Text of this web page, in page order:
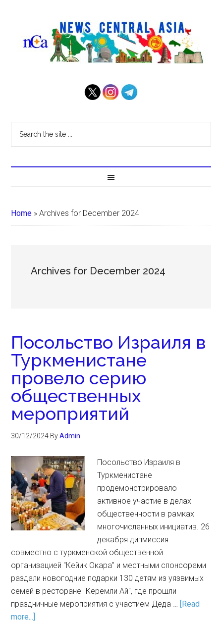
Home »Archives for December 2024
Archives for December 2024
Посольство Израиля в
Туркменистане
провело серию
общественных
мероприятий
30/12/2024 ByAdmin
Посольство Израиля в
Туркменистане
продемонстрировало
активное участие в делах
общественности в рамках
многочисленных инициатив. 26
декабря дипмиссия
совместно с туркменской общественной
организацией "Кейик Окара" и местными спонсорами
раздали новогодние подарки 130 детям из уязвимых
семей в ресторане "Керемли Ай", где прошли
праздничные мероприятия с участием Деда … [Read
more...]